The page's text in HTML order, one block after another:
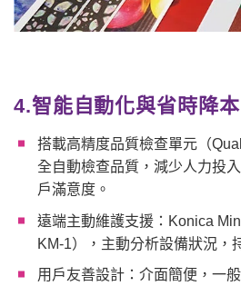
4.智能自動化與省時降本
搭載高精度品質檢查單元（
全自動檢查品質，減少人力投
戶滿意度。
遠端主動維護支援：Konica
KM-1），主動分析設備狀況，
用戶友善設計：介面簡便，一